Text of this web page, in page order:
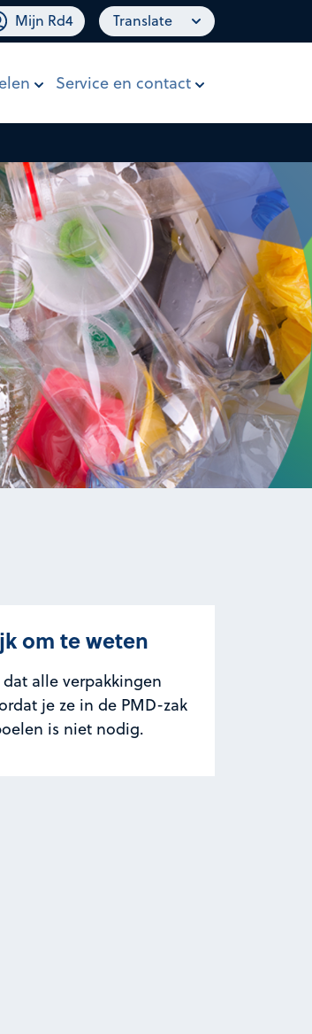
Mijn Rd4 Translate
Service en contact
om te weten
alle verpakkingen
je ze in de PMD-zak
is niet nodig.